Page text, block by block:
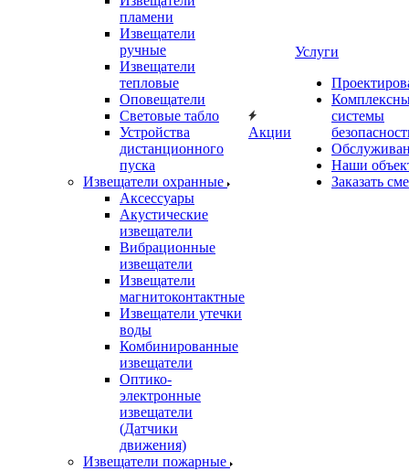
пламени
Извещатели
ручные
Извещатели
тепловые
Оповещатели
Световые табло
Устройства
дистанционного
пуска
Извещатели охранные
Аксессуары
Акустические
извещатели
Вибрационные
извещатели
Извещатели
магнитоконтактные
Извещатели утечки
воды
Комбинированные
извещатели
Оптико-
электронные
извещатели
(Датчики
движения)
Извещатели пожарные
Акции
Услуги
системы
Наши
Заказать